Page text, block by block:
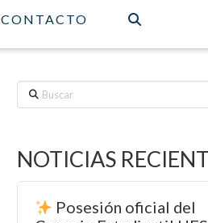
CONTACTO
Buscar
NOTICIAS
Posesión oficial del